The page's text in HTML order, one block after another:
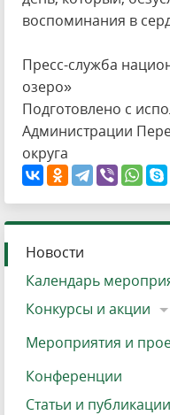
воспоминания в
Пресс-служба
озеро»
Подготовлено с
Администрации
округа
Новости
Календарь
Конкурсы и акции
Мероприятия и
Конференции
Статьи и публикации